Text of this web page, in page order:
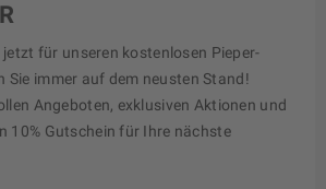
jetzt für unseren kostenlosen Pieper-
Sie immer auf dem neusten Stand!
Angeboten, exklusiven Aktionen und
10% Gutschein für Ihre nächste